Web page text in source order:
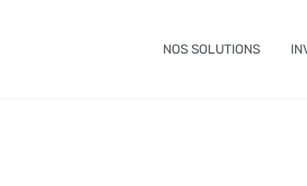
NOS SOLUTIONS